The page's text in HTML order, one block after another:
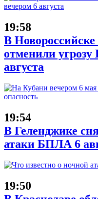
19:58
В Новороссийске
отменили
августа
19:54
В Геленджике
атаки БПЛА 6
19:50